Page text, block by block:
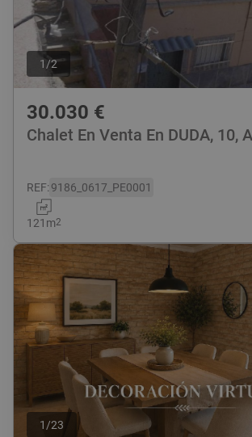
1 /2
30.030 €
Chalet En Venta En DUDA, 10,
REF:9186_0617_PE0001
121 m2
1 /23